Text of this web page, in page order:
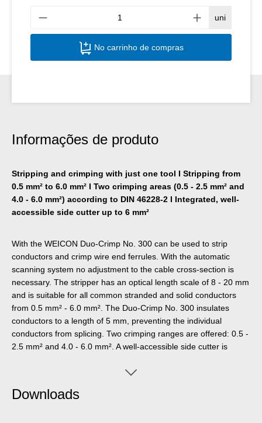
uni
No carrinho de compras
Informações de produto
Stripping and crimping with just one tool I Stripping from
0.5 mm² to 6.0 mm² I Two crimping areas (0.5 - 2.5 mm² and
4.0 - 6.0 mm²) according to DIN 46228-2 I Integrated, well-
accessible side cutter up to 6 mm²
With the WEICON Duo-Crimp No. 300 can be used to strip
conductors and crimp wire end ferrules. With the automatic
scanning system no adjustment to the cable cross-section is
necessary. The stripper has an optical length scale of 8 - 20 mm
and is suitable for all common stranded and solid conductors
from 0.5 mm² - 6.0 mm². The Duo-Crimp No. 300 insulates
conductors to a length of 5 mm, preventing the individual
conductors from splicing. Two crimping ranges are offered: 0.5 -
2.5 mm² and 4.0 - 6.0 mm². A well-accessible side cutter is
up to 6 mm² (solid conductors up to 4 mm²).
Downloads